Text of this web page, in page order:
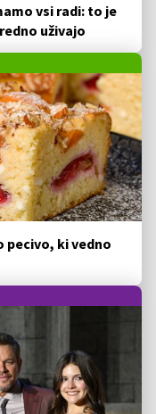
vsi radi: to je
uživajo
ki vedno